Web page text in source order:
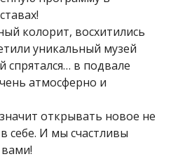
колорит, восхитились
уникальный музей
спрятался… в подвале
атмосферно и
открывать новое не
себе. И мы счастливы